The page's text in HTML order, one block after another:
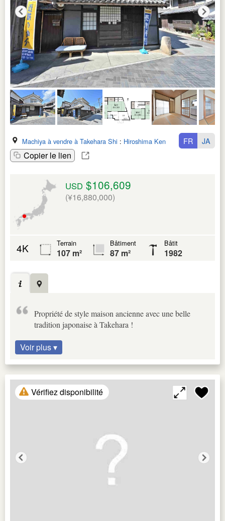
Machiya à vendre à Takehara Shi : Hiroshima Ken
Copier le lien
FR JA
USD $106,609
(¥16,880,000)
4K Terrain
107 m²
Bâtiment
87 m²
Bâtit
1982
Propriété de style maison ancienne avec une belle
tradition japonaise à Takehara !
Voir plus ▾
Vérifiez disponibilité